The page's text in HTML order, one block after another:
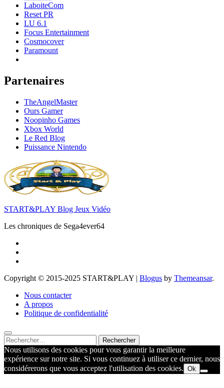
LaboiteCom
Reset PR
LU 6.1
Focus Entertainment
Cosmocover
Paramount
Partenaires
TheAngelMaster
Ours Gamer
Noopinho Games
Xbox World
Le Red Blog
Puissance Nintendo
START&PLAY Blog Jeux Vidéo
Les chroniques de Sega4ever64
Copyright © 2015-2025 START&PLAY | Blogus by Themeansar.
Nous contacter
A propos
Politique de confidentialité
Rechercher :
Nous utilisons des cookies pour vous garantir la meilleure
expérience sur notre site. Si vous continuez à utiliser ce dernier, nous
considérerons que vous acceptez l'utilisation des cookies. Ok